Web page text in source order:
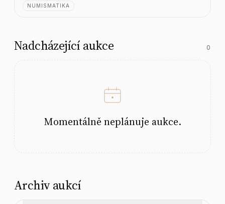
NUMISMATIKA
Nadcházející aukce 0
Momentálně neplánuje aukce.
Archiv aukcí